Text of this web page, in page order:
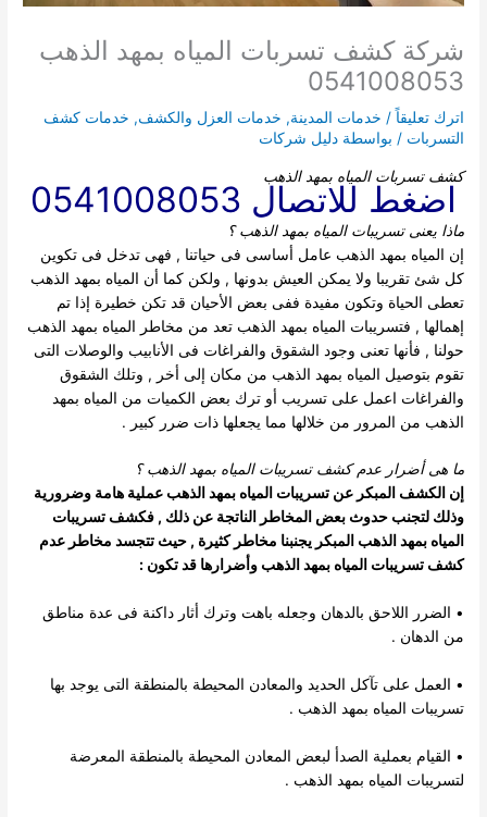
شركة كشف تسربات المياه بمهد الذهب
0541008053
اترك تعليقاً / خدمات المدينة, خدمات العزل والكشف, خدمات كشف
التسربات / بواسطة دليل شركات
كشف تسربات المياه بمهد الذهب
اضغط للاتصال 0541008053
ماذا يعنى تسريبات المياه بمهد الذهب؟
إن المياه بمهد الذهب عامل أساسى فى حياتنا , فهى تدخل فى تكوين
كل شئ تقريبا ولا يمكن العيش بدونها , ولكن كما أن المياه بمهد الذهب
تعطى الحياة وتكون مفيدة ففى بعض الأحيان قد تكن خطيرة إذا تم
إهمالها , فتسريبات المياه بمهد الذهب تعد من مخاطر المياه بمهد الذهب
حولنا , فأنها تعنى وجود الشقوق والفراغات فى الأنابيب والوصلات التى
تقوم بتوصيل المياه بمهد الذهب من مكان إلى أخر , وتلك الشقوق
والفراغات اعمل على تسريب أو ترك بعض الكميات من المياه بمهد
الذهب من المرور من خلالها مما يجعلها ذات ضرر كبير .
ما هى أضرار عدم كشف تسريبات المياه بمهد الذهب؟
إن الكشف المبكر عن تسريبات المياه بمهد الذهب عملية هامة وضرورية
وذلك لتجنب حدوث بعض المخاطر الناتجة عن ذلك , فكشف تسريبات
المياه بمهد الذهب المبكر يجنبنا مخاطر كثيرة , حيث تتجسد مخاطر عدم
كشف تسريبات المياه بمهد الذهب وأضرارها قد تكون :
• الضرر اللاحق بالدهان وجعله باهت وترك أثار داكنة فى عدة مناطق
من الدهان .
• العمل على تآكل الحديد والمعادن المحيطة بالمنطقة التى يوجد بها
تسريبات المياه بمهد الذهب .
• القيام بعملية الصدأ لبعض المعادن المحيطة بالمنطقة المعرضة
لتسريبات المياه بمهد الذهب .